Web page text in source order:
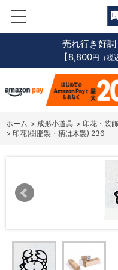
売れ行き好
【8,800円（税
ホーム > 成形小道具 > 印花・装
> 印花(樹脂製・柄は木製) 236